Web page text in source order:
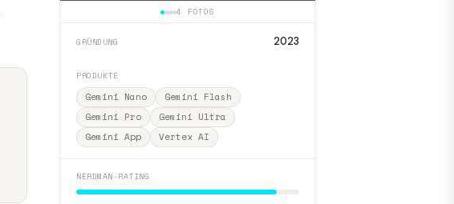
4 FOTOS
GRÜNDUNG 2023
PRODUKTE
Gemini Nano
Gemini Flash
Gemini Pro
Gemini Ultra
Gemini App
Vertex AI
NERDMAN-RATING